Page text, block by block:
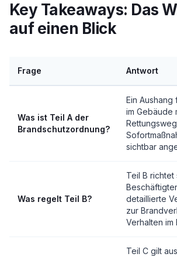
Key Takeaways: Das
auf einen Blick
Frage Antwort
Was ist Teil A der
Brandschutzordnung?
Ein Aushang
im Gebäude
sichtbar
Was regelt Teil B?
Teil B richtet
detaillierte
zur
Verhalten im
Teil C gilt